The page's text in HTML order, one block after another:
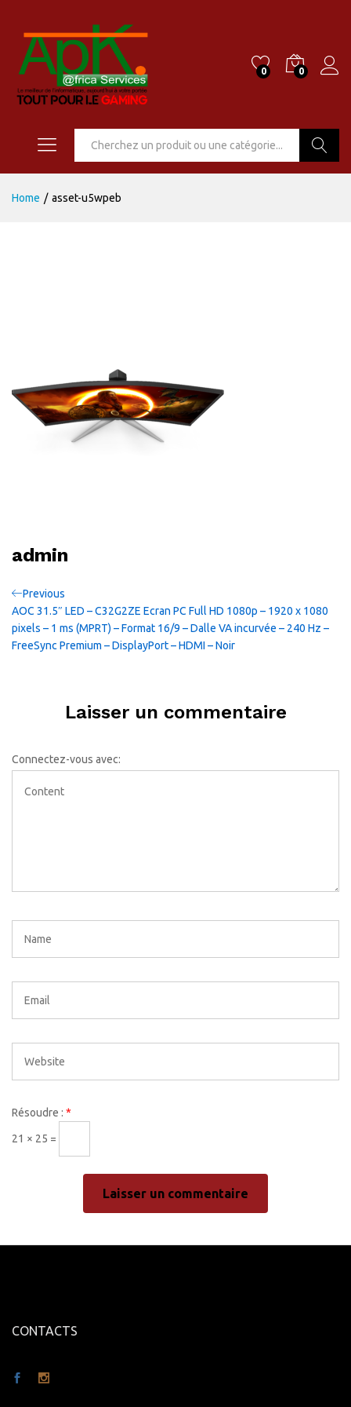
0 0
Home / asset-u5wpeb
admin
Navigation
de
l’article
Previous
Post
Previous
AOC 31.5″ LED – C32G2ZE Ecran PC Full HD 1080p – 1920 x 1080
pixels – 1 ms (MPRT) – Format 16/9 – Dalle VA incurvée – 240 Hz –
FreeSync Premium – DisplayPort – HDMI – Noir
Laisser un commentaire
Connectez-vous avec:
Résoudre : *
21 × 25 =
CONTACTS